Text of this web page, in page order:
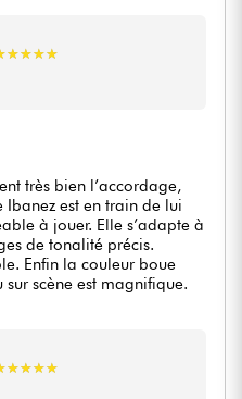
★★★★
★★★★
très bien l’accordage,
Ibanez est en train de lui
à jouer. Elle s’adapte à
de tonalité précis.
Enfin la couleur boue
sur scène est magnifique.
★★★★
★★★★